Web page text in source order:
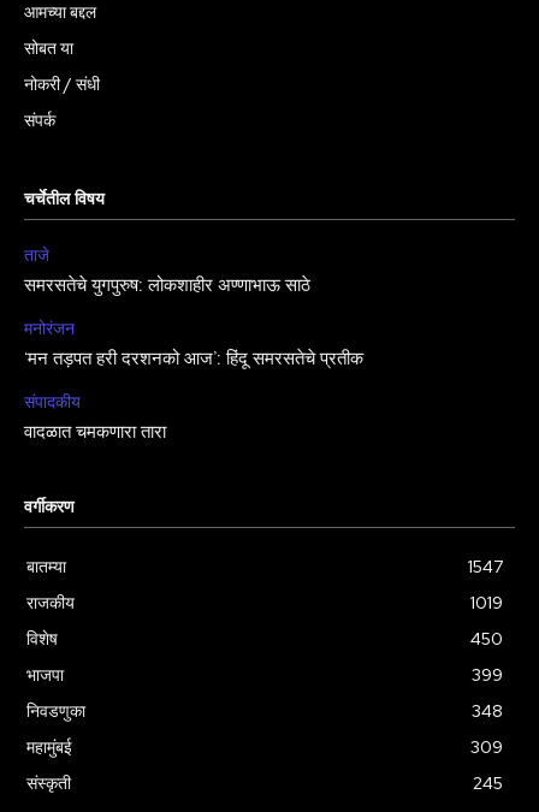
आमच्या बद्दल
सोबत या
नोकरी / संधी
संपर्क
चर्चेतील विषय
ताजे
समरसतेचे युगपुरुष: लोकशाहीर अण्णाभाऊ साठे
मनोरंजन
‘मन तड़पत हरी दरशनको आज’: हिंदू समरसतेचे प्रतीक
संपादकीय
वादळात चमकणारा तारा
वर्गीकरण
बातम्या
1547
राजकीय
1019
विशेष
450
भाजपा
399
निवडणुका
348
महामुंबई
309
संस्कृती
245